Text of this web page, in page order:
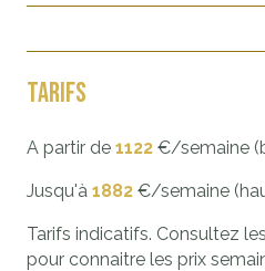
Tarifs
A partir de 1122 €/semaine
Jusqu'à 1882 €/semaine
Tarifs indicatifs. Consultez
pour connaitre les prix